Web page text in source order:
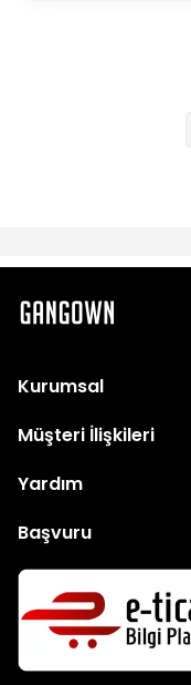
Kurumsal
Müşteri İlişkileri
Yardım
Başvuru